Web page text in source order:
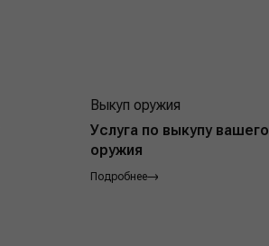
Выкуп оружия
Услуга по выкупу вашего
оружия
Подробнее